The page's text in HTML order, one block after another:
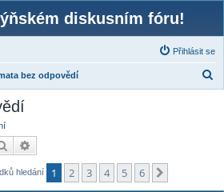
diskusním fóru!
Přihlásit se
bez odpovědí
Hledat
hledání 1 2 3 4 5 6